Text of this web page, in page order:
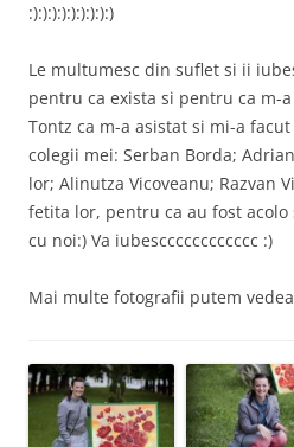
:):):):):):):):):)
Le multumesc din suflet si ii
pentru ca exista si pentru ca m-
Tontz ca m-a asistat si mi-a
colegii mei: Serban Borda;
lor; Alinutza Vicoveanu; Razvan
fetita lor, pentru ca au fost
cu noi:) Va iubescccccccccccc :)
Mai multe fotografii putem vedea